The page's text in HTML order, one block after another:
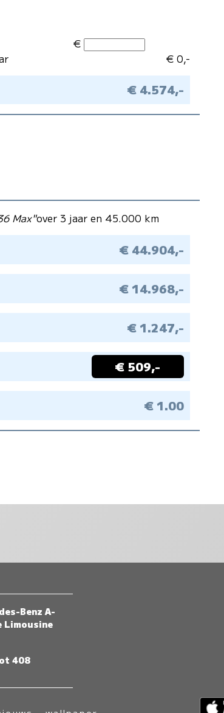
€
€ 0,-
€ 4.574,-
Max"over 3 jaar en 45.000 km
€ 44.904,-
€ 14.968,-
€ 1.247,-
€ 509,-
€ 1.00
Benz A-
Limousine
408